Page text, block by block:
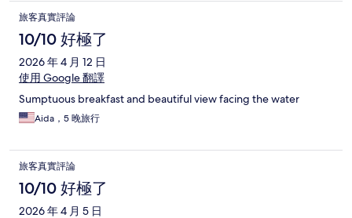
旅客真實評論
10/10 好極了
2026 年 4 月 12 日
使用 Google 翻譯
Sumptuous breakfast and beautiful view facing the water
Aida，5 晚旅行
旅客真實評論
10/10 好極了
2026 年 4 月 5 日